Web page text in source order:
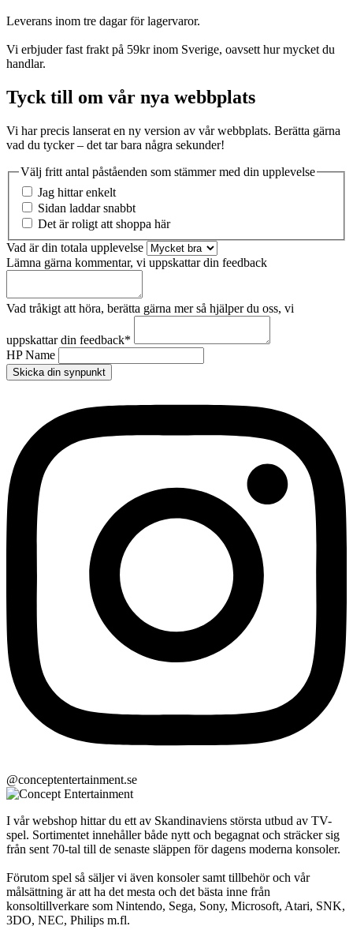
Leverans inom tre dagar för lagervaror.
Vi erbjuder fast frakt på 59kr inom Sverige, oavsett hur mycket du
handlar.
Tyck till om vår nya webbplats
Vi har precis lanserat en ny version av vår webbplats. Berätta gärna
vad du tycker – det tar bara några sekunder!
Välj fritt antal påståenden som stämmer med din upplevelse
Jag hittar enkelt
Sidan laddar snabbt
Det är roligt att shoppa här
Vad är din totala upplevelse
Lämna gärna kommentar, vi uppskattar din feedback
Vad tråkigt att höra, berätta gärna mer så hjälper du oss, vi
uppskattar din feedback*
HP Name
Skicka din synpunkt
@conceptentertainment.se
I vår webshop hittar du ett av Skandinaviens största utbud av TV-
spel. Sortimentet innehåller både nytt och begagnat och sträcker sig
från sent 70-tal till de senaste släppen för dagens moderna konsoler.
Förutom spel så säljer vi även konsoler samt tillbehör och vår
målsättning är att ha det mesta och det bästa inne från
konsoltillverkare som Nintendo, Sega, Sony, Microsoft, Atari, SNK,
3DO, NEC, Philips m.fl.